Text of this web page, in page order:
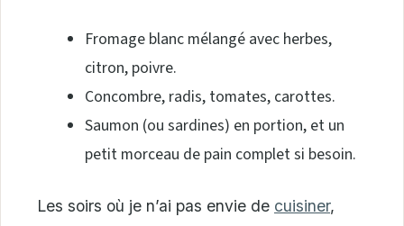
Fromage blanc mélangé avec herbes,
citron, poivre.
Concombre, radis, tomates, carottes.
Saumon (ou sardines) en portion, et un
petit morceau de pain complet si besoin.
Les soirs où je n’ai pas envie de cuisiner,